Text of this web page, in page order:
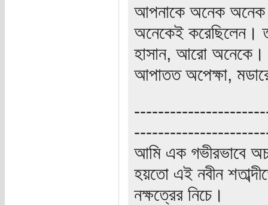
আপনাকে অনেক অনেক
অনেকেই করেছিলেন।
হাসান, আরো অনেকে।
আপাতত অপেক্ষা,
আমি এক গভীরভাবে
হয়তো এই নবীন
নক্ষত্রের নিচে।